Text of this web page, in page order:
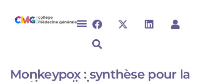
Monkeypox : synthèse pour la